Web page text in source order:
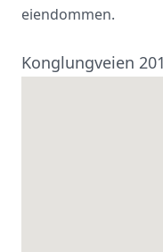
eiendommen.
Konglungveien